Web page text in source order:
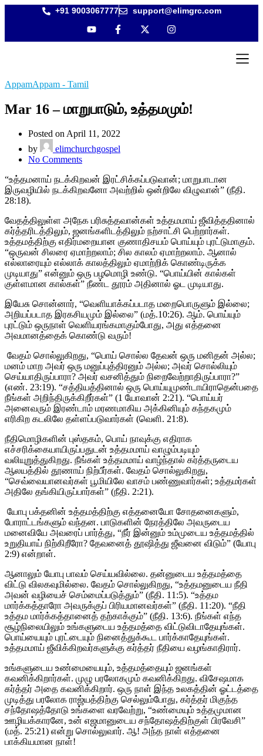
+91 9003067777 support@elimgrc.com
AppamAppam - Tamil
Mar 16 – மாறுபாடும், உத்தமமும்!
Posted on April 11, 2022
by
elimchurchgospel
No Comments
“உத்தமனாய் நடக்கிறவன் இரட்சிக்கப்படுவான்; மாறுபாடான
இருவழியில் நடக்கிறவனோ அவற்றில் ஒன்றிலே விழுவான்” (நீதி.
28:18).
வேதத்திலுள்ள அநேக பரிசுத்தவான்கள் உத்தமமாய் ஜீவித்ததினால்
கர்த்தரிடத்திலும், ஜனங்களிடத்திலும் நற்சாட்சி பெற்றார்கள்.
உத்தமத்திற்கு எதிர்மறையான குணாதிசயம் பொய்யும் புரட்டுமாகும்.
“ஒருவன் சிலரை ஏமாற்றலாம்; சில காலம் ஏமாற்றலாம். ஆனால்
எல்லாரையும் எல்லாக் காலத்திலும் ஏமாற்றிக் கொண்டிருக்க
முடியாது” என்னும் ஒரு பழமொழி உண்டு. “பொய்யின் கால்கள்
குள்ளமான கால்கள்” நீண்ட தூரம் அதினால் ஓட முடியாது.
இயேசு சொன்னார், “வெளியாக்கப்படாத மறைபொருளும் இல்லை;
அறியப்படாத இரகசியமும் இல்லை” (மத்.10:26). ஆம். பொய்யும்
புரட்டும் ஒருநாள் வெளியரங்கமாகும்போது, அது எத்தனை
அவமானத்தைக் கொண்டு வரும்!
வேதம் சொல்லுகிறது, “பொய் சொல்ல தேவன் ஒரு மனிதன் அல்ல;
மனம் மாற அவர் ஒரு மனுப்புத்திரனும் அல்ல; அவர் சொல்லியும்
செய்யாதிருப்பாரா? அவர் வசனித்தும் நிறைவேற்றாதிருப்பாரா?”
(எண். 23:19). “சத்தியத்தினால் ஒரு பொய்யுமுண்டாயிராதென்பதை
நீங்கள் அறிந்திருக்கிறீர்கள்” (1 யோவான் 2:21). “பொய்யர்
அனைவரும் இரண்டாம் மரணமாகிய அக்கினியும் கந்தகமும்
எரிகிற கடலிலே தள்ளப்படுவார்கள் (வெளி. 21:8).
நீதிமொழிகளின் புஸ்தகம், பொய் நாவுக்கு எதிராக
எச்சரிக்கையாயிருப்பதுடன் உத்தமமாய் வாழும்படியும்
வலியுறுத்துகிறது. நீங்கள் உத்தமமாய் வாழ்ந்தால் கர்த்தருடைய
ஆலயத்தில் தூணாய் நிற்பீர்கள். வேதம் சொல்லுகிறது,
“செவ்வையானவர்கள் பூமியிலே வாசம் பண்ணுவார்கள்; உத்தமர்கள்
அதிலே தங்கியிருப்பார்கள்” (நீதி. 2:21).
யோபு பக்தனின் உத்தமத்திற்கு எத்தனையோ சோதனைகளும்,
போராட்டங்களும் வந்தன. பாடுகளின் நேரத்திலே அவருடைய
மனைவியே அவரைப் பார்த்து, “நீர் இன்னும் உம்முடைய உத்தமத்தில்
உறுதியாய் நிற்கிறீரோ? தேவனைத் தூஷித்து ஜீவனை விடும்” (யோபு
2:9) என்றாள்.
ஆனாலும் யோபு பாவம் செய்யவில்லை. தன்னுடைய உத்தமத்தை
விட்டு விலகவுமில்லை. வேதம் சொல்லுகிறது, “உத்தமனுடைய நீதி
அவன் வழியைச் செம்மைப்படுத்தும்” (நீதி. 11:5). “உத்தம
மார்க்கத்தாரோ அவருக்குப் பிரியமானவர்கள்” (நீதி. 11:20). “நீதி
உத்தம மார்க்கத்தானைத் தற்காக்கும்” (நீதி. 13:6). நீங்கள் எந்த
சூழ்நிலையிலும் உங்களுடைய உத்தமத்தை விட்டுவிடாதேயுங்கள்.
பொய்யையும் புரட்டையும் நினைத்துக்கூட பார்க்காதேயுங்கள்.
உத்தமமாய் ஜீவிக்கிறவர்களுக்கு கர்த்தர் நீதியை வழங்காதிரார்.
உங்களுடைய உண்மையையும், உத்தமத்தையும் ஜனங்கள்
கவனிக்கிறார்கள். முழு பரலோகமும் கவனிக்கிறது. விசேஷமாக
கர்த்தர் அதை கவனிக்கிறார். ஒரு நாள் இந்த உலகத்தின் ஓட்டத்தை
முடித்து பரலோக ராஜ்யத்திற்கு செல்லும்போது, கர்த்தர் மிகுந்த
சந்தோஷத்தோடு உங்களை வரவேற்று, “உண்மையும் உத்தமுமான
ஊழியக்காரனே, உன் எஜமானுடைய சந்தோஷத்திற்குள் பிரவேசி”
(மத். 25:21) என்று சொல்லுவார். ஆ! அந்த நாள் எத்தனை
பாக்கியமான நாள்!